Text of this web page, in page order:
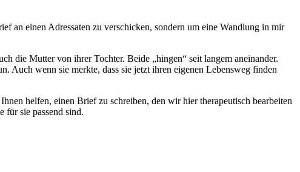
an einen Adressaten zu verschicken, sondern um eine Wandlung in mir
die Mutter von ihrer Tochter. Beide „hingen“ seit langem aneinander.
Auch wenn sie merkte, dass sie jetzt ihren eigenen Lebensweg finden
helfen, einen Brief zu schreiben, den wir hier therapeutisch bearbeiten
für sie passend sind.